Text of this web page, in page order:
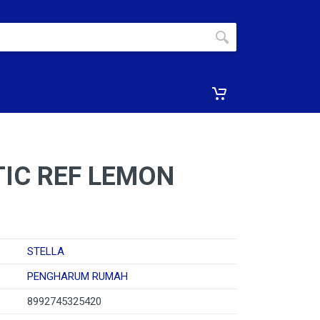
REF LEMON
STELLA
PENGHARUM RUMAH
8992745325420